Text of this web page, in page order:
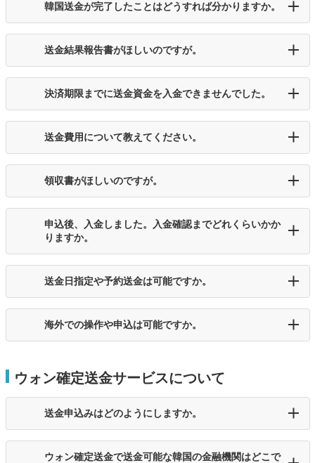
韓国送金が完了したことはどうすれば分かりますか。
送金結果報告書がほしいのですが。
決済期限までに送金資金を入金できませんでした。
送金費用について教えてください。
領収書がほしいのですが。
申込後、入金しました。入金確認までどれくらいかか
りますか。
送金日指定や予約送金は可能ですか。
海外での操作や申込は可能ですか。
ウォン確定送金サービスについて
送金申込みはどのようにしますか。
ウォン確定送金で送金可能な韓国の金融機関はどこで